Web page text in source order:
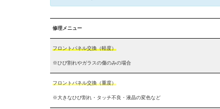
修理メニュー
フロントパネル交換（軽度）
※ひび割れやガラスの傷のみの場合
フロントパネル交換（重度）
※大きなひび割れ・タッチ不良・液晶の変色など